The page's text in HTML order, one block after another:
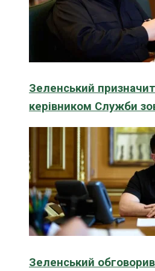
Зеленський
керівником Служби
Зеленський